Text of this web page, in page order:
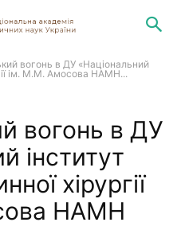
вогонь в ДУ «Національний
ім. М.М. Амосова НАМН...
вогонь в ДУ
інститут
хірургії
НАМН